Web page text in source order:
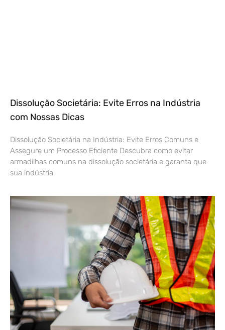
Dissolução Societária: Evite Erros na Indústria
com Nossas Dicas
Dissolução Societária na Indústria: Evite Erros Comuns e
Assegure um Processo Eficiente Descubra como evitar
armadilhas comuns na dissolução societária e garanta que
sua indústria